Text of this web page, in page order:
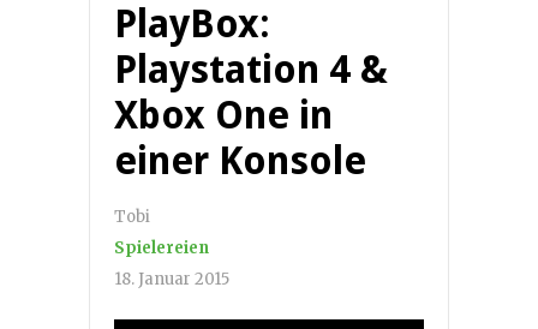
PlayBox:
Playstation 4 &
Xbox One in
einer Konsole
Tobi
Spielereien
18. Januar 2015